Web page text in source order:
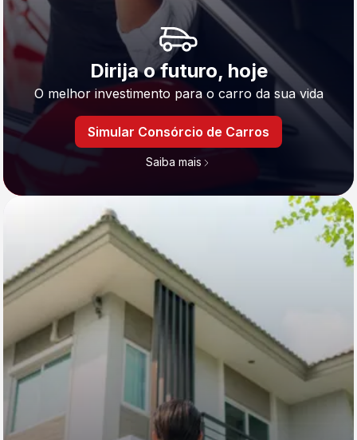
Dirija o futuro, hoje
O melhor investimento para o carro da sua vida
Simular Consórcio de Carros
Saiba mais